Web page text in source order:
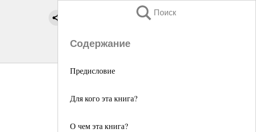
Поиск
Содержание
Предисловие
Для кого эта книга?
О чем эта книга?